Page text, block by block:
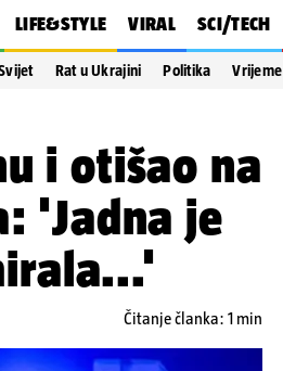
LIFE&STYLE VIRAL SCI/TECH
Rat u Ukrajini Politika Vrijeme
i otišao na
'Jadna je
Čitanje članka: 1 min